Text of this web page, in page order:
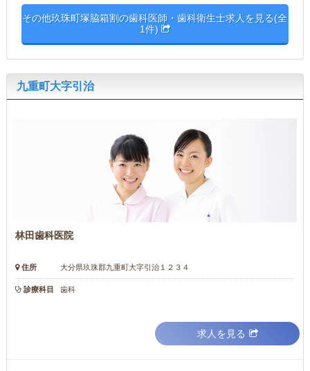
その他玖珠町塚脇箱割の歯科医師・歯科衛生士求人を見る(全
1件)
九重町大字引治
林田歯科医院
住所 大分県玖珠郡九重町大字引治１２３４
診療科目 歯科
求人を見る